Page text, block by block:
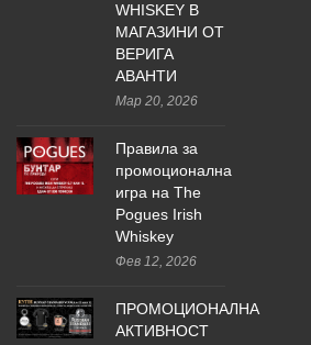
WHISKEY В
МАГАЗИНИ ОТ
ВЕРИГА
АВАНТИ
Мар 20, 2026
Правила за
промоционална
игра на The
Pogues Irish
Whiskey
Фев 12, 2026
ПРОМОЦИОНАЛНА
АКТИВНОСТ